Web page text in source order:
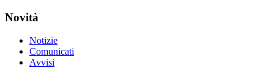
Novità
Notizie
Comunicati
Avvisi